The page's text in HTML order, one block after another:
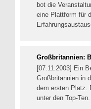
bot die
eine Plattform für
Großbritannien:
[07.11.2003] Ein
Großbritannien in
dem ersten Platz.
unter den Top-Ten.